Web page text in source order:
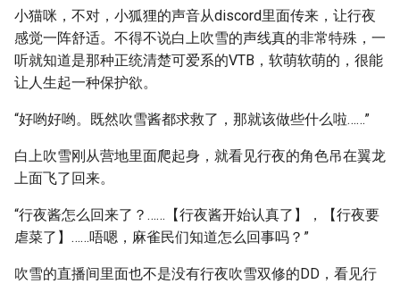
小猫咪，不对，小狐狸的声音从discord里面传来，让行夜
感觉一阵舒适。不得不说白上吹雪的声线真的非常特殊，一
听就知道是那种正统清楚可爱系的VTB，软萌软萌的，很能
让人生起一种保护欲。
“好哟好哟。既然吹雪酱都求救了，那就该做些什么啦……”
白上吹雪刚从营地里面爬起身，就看见行夜的角色吊在翼龙
上面飞了回来。
“行夜酱怎么回来了？……【行夜酱开始认真了】，【行夜要
虐菜了】……唔嗯，麻雀民们知道怎么回事吗？”
吹雪的直播间里面也不是没有行夜吹雪双修的DD，看见行